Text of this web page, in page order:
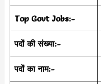
Top Govt Jobs:-
पदों की संख्या:-
पदों का नाम:-